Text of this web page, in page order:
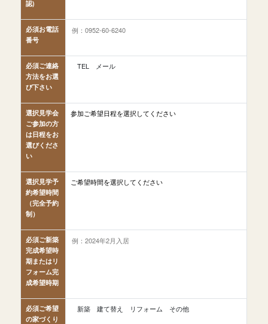
認)
必須お電話
番号
必須ご連絡
方法をお選
び下さい
TEL メール
選択見学会
ご参加の方
は日程をお
選びくださ
い
選択見学予
約希望時間
（完全予約
制）
必須ご新築
完成希望時
期またはリ
フォーム完
成希望時期
必須ご希望
の家づくり
新築 建て替え リフォーム その他